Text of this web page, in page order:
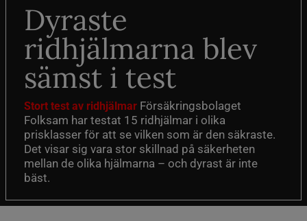
Dyraste
ridhjälmarna blev
sämst i test
Stort test av ridhjälmar Försäkringsbolaget
Folksam har testat 15 ridhjälmar i olika
prisklasser för att se vilken som är den säkraste.
Det visar sig vara stor skillnad på säkerheten
mellan de olika hjälmarna – och dyrast är inte
bäst.